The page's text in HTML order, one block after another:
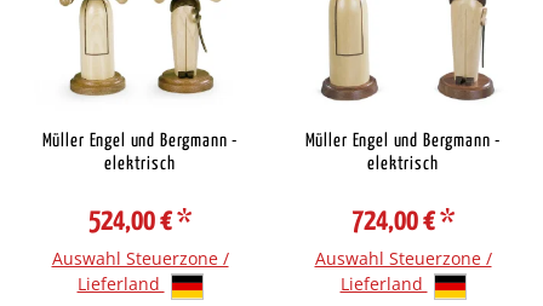
Müller Engel und Bergmann -
elektrisch
524,00 €*
Auswahl Steuerzone /
Lieferland
Müller Engel und Bergmann -
elektrisch
724,00 €*
Auswahl Steuerzone /
Lieferland